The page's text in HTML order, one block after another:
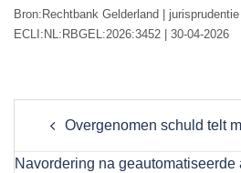
Bron:Rechtbank Gelderland | jurisprudentie |
ECLI:NL:RBGEL:2026:3452 | 30-04-2026
Post
navigation
Overgenomen schuld telt
Navordering na geautomatiseerde